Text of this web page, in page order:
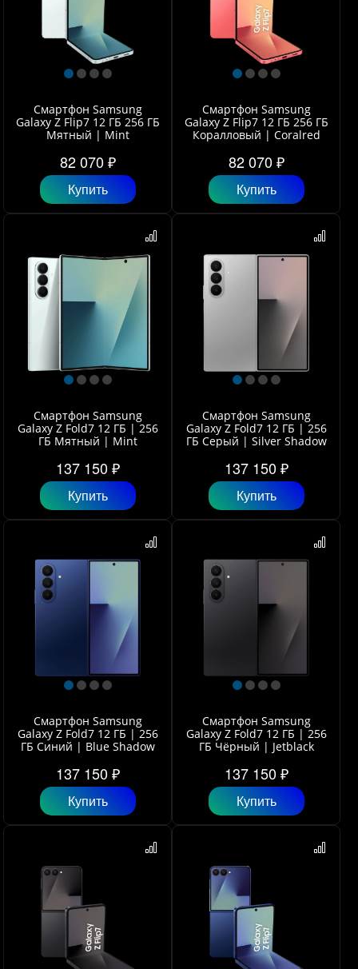
Смартфон Samsung
Galaxy Z Flip7 12 ГБ 256 ГБ
Мятный | Mint
82 070 ₽
Купить
Смартфон Samsung
Galaxy Z Flip7 12 ГБ 256 ГБ
Коралловый | Coralred
82 070 ₽
Купить
Смартфон Samsung
Galaxy Z Fold7 12 ГБ | 256
ГБ Мятный | Mint
137 150 ₽
Купить
Смартфон Samsung
Galaxy Z Fold7 12 ГБ | 256
ГБ Серый | Silver Shadow
137 150 ₽
Купить
Смартфон Samsung
Galaxy Z Fold7 12 ГБ | 256
ГБ Синий | Blue Shadow
137 150 ₽
Купить
Смартфон Samsung
Galaxy Z Fold7 12 ГБ | 256
ГБ Чёрный | Jetblack
137 150 ₽
Купить